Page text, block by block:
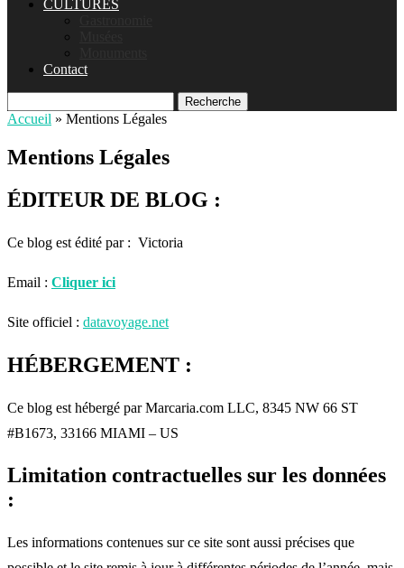
CULTURES
Contact
Recherche
Accueil » Mentions Légales
Mentions Légales
ÉDITEUR DE BLOG :
Ce blog est édité par : Victoria
Email : Cliquer ici
Site officiel : datavoyage.net
HÉBERGEMENT :
Ce blog est hébergé par Marcaria.com LLC, 8345 NW 66 ST
#B1673, 33166 MIAMI – US
Limitation contractuelles sur les données
:
Les informations contenues sur ce site sont aussi précises que